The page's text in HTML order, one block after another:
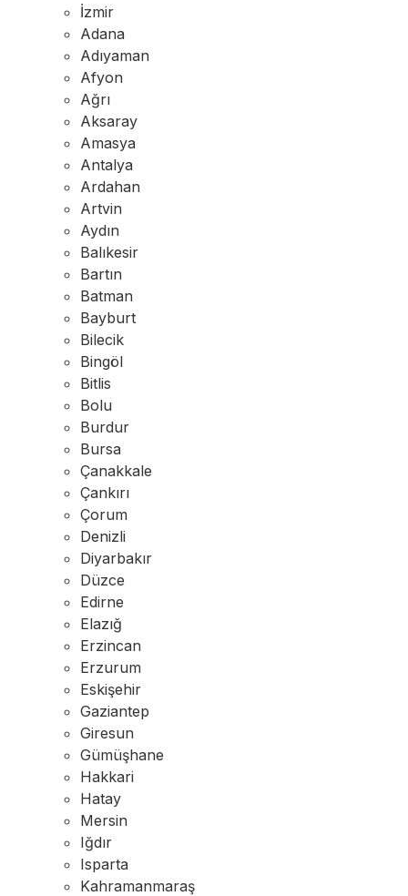
İzmir
Adana
Adıyaman
Afyon
Ağrı
Aksaray
Amasya
Antalya
Ardahan
Artvin
Aydın
Balıkesir
Bartın
Batman
Bayburt
Bilecik
Bingöl
Bitlis
Bolu
Burdur
Bursa
Çanakkale
Çankırı
Çorum
Denizli
Diyarbakır
Düzce
Edirne
Elazığ
Erzincan
Erzurum
Eskişehir
Gaziantep
Giresun
Gümüşhane
Hakkari
Hatay
Mersin
Iğdır
Isparta
Kahramanmaraş